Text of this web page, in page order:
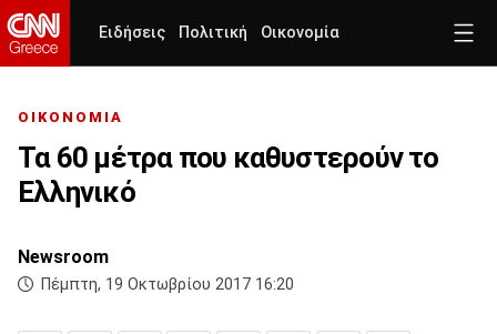
Ειδήσεις Πολιτική Οικονομία
ΟΙΚΟΝΟΜΙΑ
Τα 60 μέτρα που καθυστερούν το
Ελληνικό
Newsroom
Πέμπτη, 19 Οκτωβρίου 2017 16:20